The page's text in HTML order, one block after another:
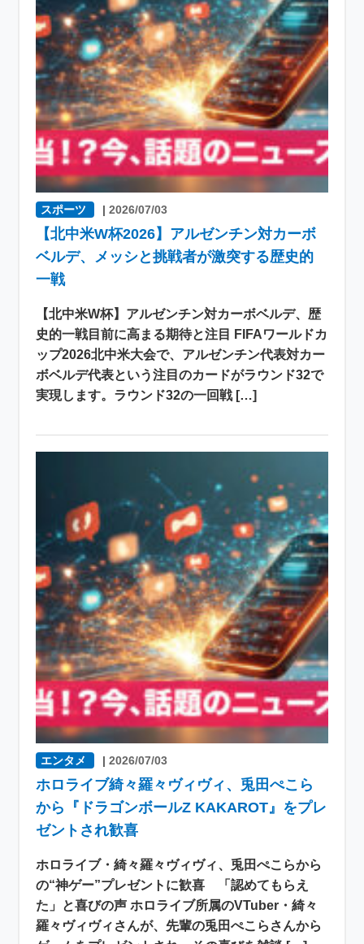
スポーツ |2026/07/03
【北中米W杯2026】アルゼンチン対カーボ
ベルデ、メッシと挑戦者が激突する歴史的
一戦
【北中米W杯】アルゼンチン対カーボベルデ、歴
史的一戦目前に高まる期待と注目 FIFAワールドカ
ップ2026北中米大会で、アルゼンチン代表対カー
ボベルデ代表という注目のカードがラウンド32で
実現します。ラウンド32の一回戦 […]
エンタメ |2026/07/03
ホロライブ綺々羅々ヴィヴィ、兎田ぺこら
から『ドラゴンボールZ KAKAROT』をプレ
ゼントされ歓喜
ホロライブ・綺々羅々ヴィヴィ、兎田ぺこらから
の“神ゲー”プレゼントに歓喜 「認めてもらえ
た」と喜びの声 ホロライブ所属のVTuber・綺々
羅々ヴィヴィさんが、先輩の兎田ぺこらさんから